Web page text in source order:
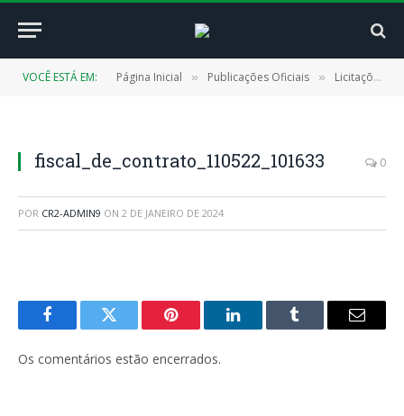
VOCÊ ESTÁ EM: Página Inicial » Publicações Oficiais » Licitações
fiscal_de_contrato_110522_101633 0
POR CR2-ADMIN9 ON 2 DE JANEIRO DE 2024
FacebookTwitter Pinterest LinkedInTumblr
E-
Os comentários estão encerrados.